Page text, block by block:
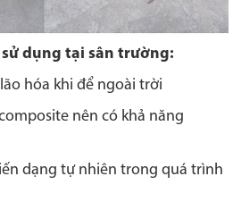
dụng tại sân trường:
hóa khi để ngoài trời
nên có khả năng
dạng tự nhiên trong quá trình